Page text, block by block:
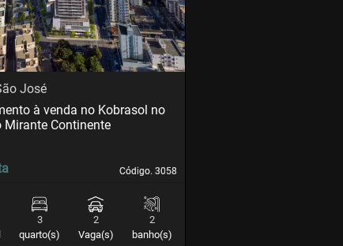
José
Código. 3058
Código. 3058
à venda no Kobrasol no
Continente
3
quarto(s)
2
Vaga(s)
2
banho(s)